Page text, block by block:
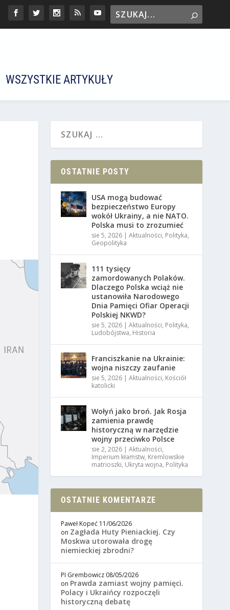
WSZYSTKIE ARTYKUŁY
OSTATNIE POSTY
USA mogą budować
bezpieczeństwo Europy
wokół Ukrainy, a nie NATO.
Polska musi to zrozumieć
sie 5, 2026 |Aktualności, Polityka,
Geopolityka
111 tysięcy
zamordowanych Polaków.
Dlaczego Polska wciąż nie
ustanowiła Narodowego
Dnia Pamięci Ofiar Operacji
Polskiej NKWD?
sie 5, 2026 |Aktualności, Polityka,
Ludobójstwa, Historia
Franciszkanie na Ukrainie:
wojna niszczy zaufanie
sie 5, 2026 |Aktualności, Kościół
katolicki
Wołyń jako broń. Jak Rosja
zamienia prawdę
historyczną w narzędzie
wojny przeciwko Polsce
sie 2, 2026 |Aktualności,
Imperium kłamstw, Kremlowskie
matrioszki, Ukryta wojna, Polityka
OSTATNIE KOMENTARZE
Paweł Kopeć 11/06/2026
on Zagłada Huty Pieniackiej. Czy
Moskwa utorowała drogę
niemieckiej zbrodni?
PI Grembowicz 08/05/2026
on Prawda zamiast wojny pamięci.
Polacy i Ukraińcy rozpoczęli
historyczną debatę